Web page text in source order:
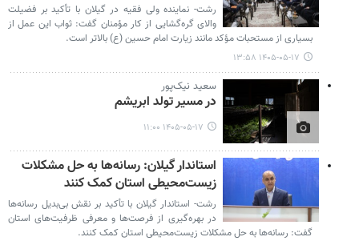
رشت- نماینده ولی فقیه در گیلان با تأکید بر فضیلت
والای گره‌گشایی از کار مؤمنان گفت: ثواب این عمل از
بسیاری از مستحبات مؤکد مانند زیارت امام حسین (ع) بالاتر است.
۱۴۰۵-۰۵-۱۷ ۱۳:۵۸
سعید نیک‌پور
در مسیر تولد ابریشم
۱۴۰۵-۰۵-۱۷ ۱۱:۰۰
استاندار گیلان: رسانه‌ها به حل مشکلات
زیست‌محیطی استان کمک کنند
رشت- استاندار گیلان با تأکید بر نقش بی‌بدیل رسانه‌ها
در بهره‌گیری از فرصت‌ها و معرفی ظرفیت‌های استان
گفت: رسانه‌ها به حل مشکلات زیست‌محیطی استان کمک کنند.